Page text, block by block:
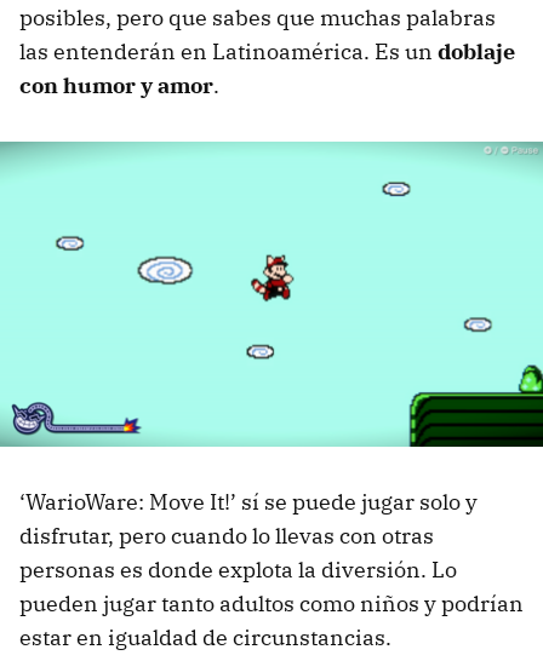
posibles, pero que sabes que muchas palabras
las entenderán en Latinoamérica. Es un doblaje
con humor y amor.
‘WarioWare: Move It!’ sí se puede jugar solo y
disfrutar, pero cuando lo llevas con otras
personas es donde explota la diversión. Lo
pueden jugar tanto adultos como niños y podrían
estar en igualdad de circunstancias.